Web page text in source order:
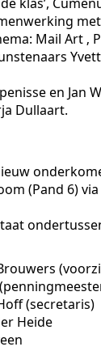
Mail Art ‚
en Jan
Dullaart.
(Pand 6)
(secretaris)
Heide